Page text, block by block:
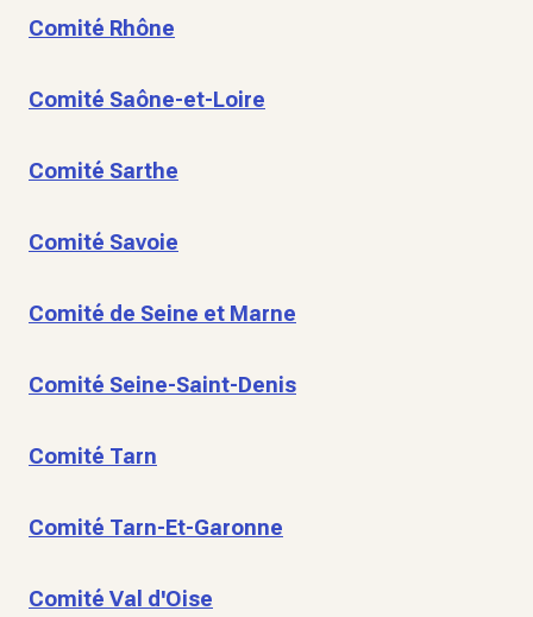
Comité Rhône
Comité Saône-et-Loire
Comité Sarthe
Comité Savoie
Comité de Seine et Marne
Comité Seine-Saint-Denis
Comité Tarn
Comité Tarn-Et-Garonne
Comité Val d'Oise